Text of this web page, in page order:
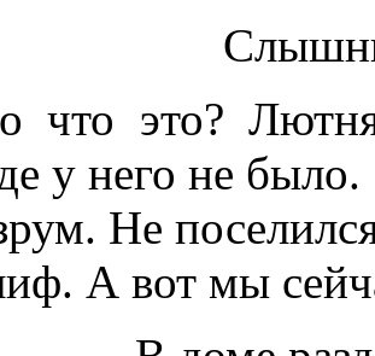
это? Лютня!
у него не было.
Не
А вот мы